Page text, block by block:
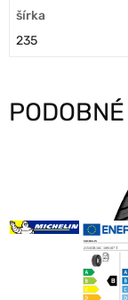
šírka
235